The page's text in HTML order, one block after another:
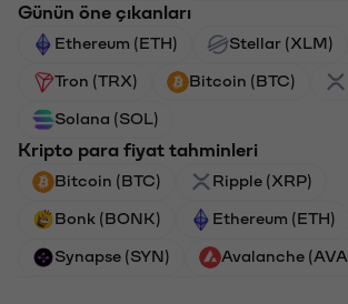
Günün öne çıkanları
Ethereum (ETH) Stellar (XLM)
Tron (TRX) Bitcoin (BTC)
Solana (SOL)
Kripto para fiyat tahminleri
Bitcoin (BTC) Ripple (XRP)
Bonk (BONK) Ethereum (ETH)
Synapse (SYN) Avalanche